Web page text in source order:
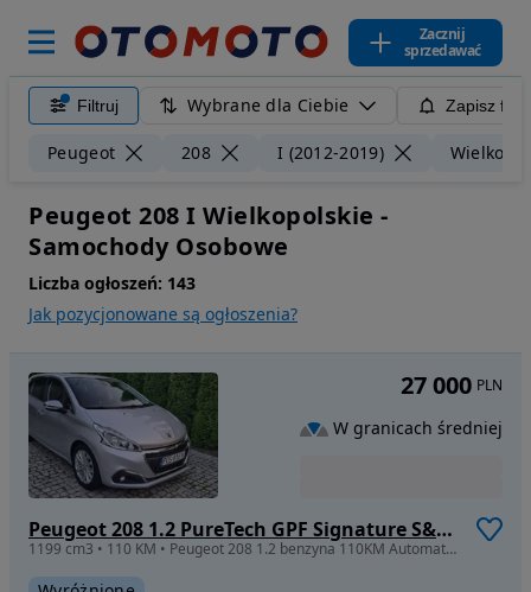
Zacznij
sprzedawać
Filtruj Wybrane dla Ciebie Zapisz
Peugeot 208 I (2012-2019)
Peugeot 208 I Wielkopolskie -
Samochody Osobowe
Liczba ogłoszeń: 143
Jak pozycjonowane są ogłoszenia?
Peugeot 208 1.2 PureTech GPF Signature S&S EAT6
1199 cm3 • 110 KM • Peugeot 208 1.2 benzyna 110KM Automat niski przebieg
27 000 PLN
W granicach średniej